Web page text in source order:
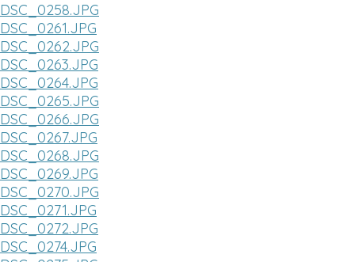
DSC_0258.JPG
DSC_0261.JPG
DSC_0262.JPG
DSC_0263.JPG
DSC_0264.JPG
DSC_0265.JPG
DSC_0266.JPG
DSC_0267.JPG
DSC_0268.JPG
DSC_0269.JPG
DSC_0270.JPG
DSC_0271.JPG
DSC_0272.JPG
DSC_0274.JPG